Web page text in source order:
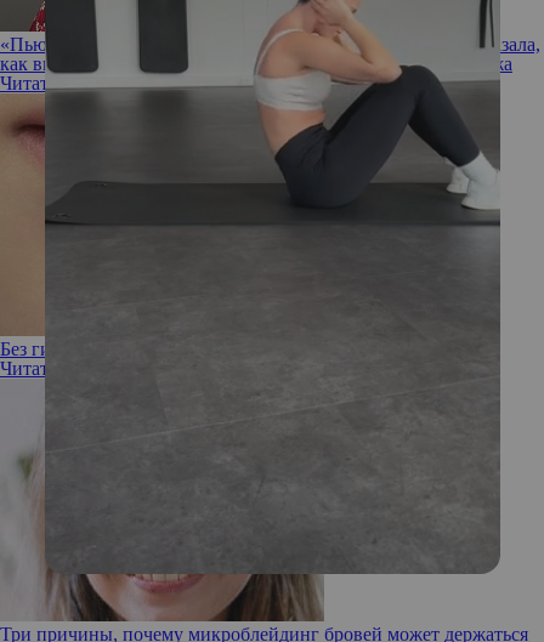
«Пью через трубочку и не целуюсь»: Алена Водонаева показала,
как выглядят губы после процедуры перманентного макияжа
Читать полностью
Без гиалуронки: как татуаж может исправить форму губ
Читать полностью
Три причины, почему микроблейдинг бровей может держаться